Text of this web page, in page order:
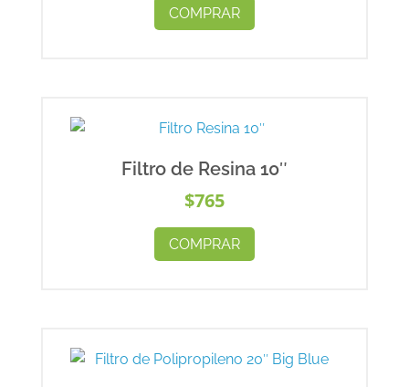
COMPRAR
Filtro de Resina 10″
$765
COMPRAR